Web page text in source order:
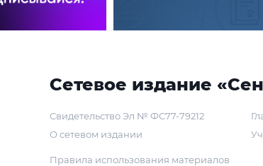
Сетевое издание
Свидетельство Эл № ФС77-79212
О сетевом издании
Правила использования материалов